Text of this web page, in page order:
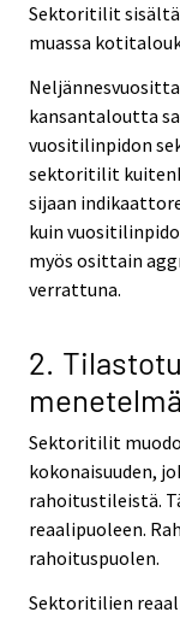
Sektoritilit
muassa
kansantaloutta
vuositilinpidon
sektoritilit
sijaan
kuin
myös osittain
verrattuna.
2.
Sektoritilit
kokonaisuuden,
rahoitustileistä.
reaalipuoleen.
rahoituspuolen.
Sektoritilien